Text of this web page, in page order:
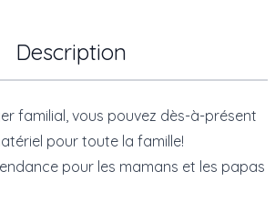
Description
familial, vous pouvez dès-à-présent
pour toute la famille!
pour les mamans et les papas